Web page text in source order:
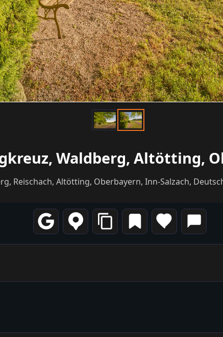
Waldberg, Altötting,
Reischach, Altötting, Oberbayern, Inn-Salzach,